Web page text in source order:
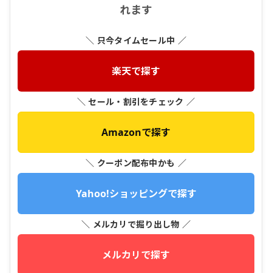
れます
＼ 只今タイムセール中 ／
楽天で探す
＼ セール・割引をチェック ／
Amazonで探す
＼ クーポン配布中かも ／
Yahoo!ショッピングで探す
＼ メルカリで掘り出し物 ／
メルカリで探す